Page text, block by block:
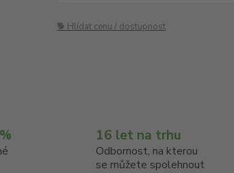
🐕 Hlídat cenu / dostupnost
16 let na trhu
Odbornost, na kterou
se můžete spolehnout